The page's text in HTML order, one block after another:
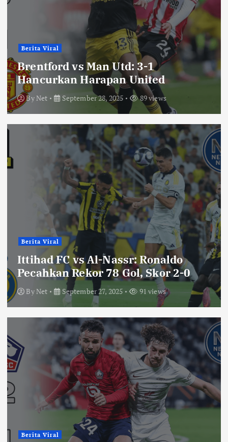
Berita Viral
Brentford vs Man Utd: 3-1
Hancurkan Harapan United
ByNet September 28, 2025 89 views
Berita Viral
Ittihad FC vs Al-Nassr: Ronaldo
Pecahkan Rekor 78 Gol, Skor 2-0
ByNet September 27, 2025 91 views
Berita Viral